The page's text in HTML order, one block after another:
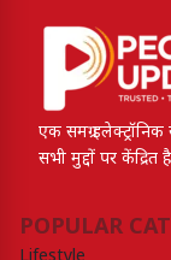
एक समग्र
सभी मुद्दों पर केंद्रित
POPULAR